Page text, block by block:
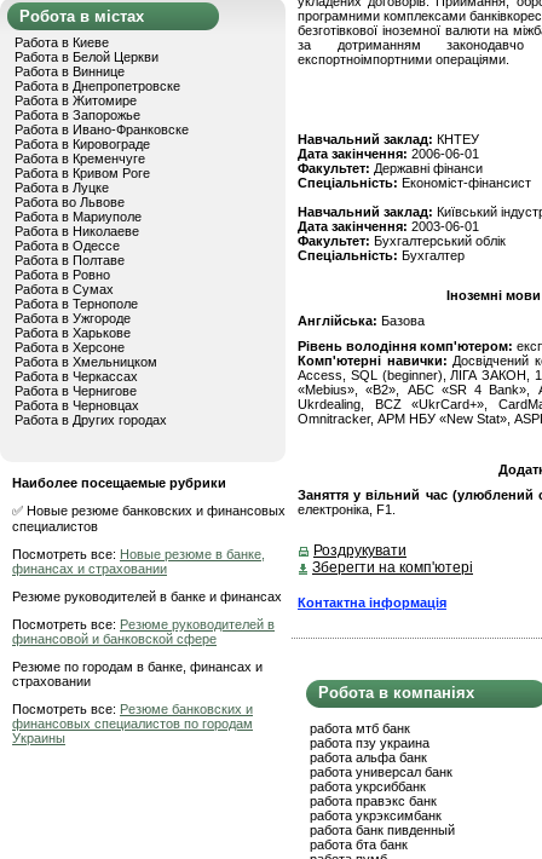
Робота в містах
Работа в Киеве
Работа в Белой Церкви
Работа в Виннице
Работа в Днепропетровске
Работа в Житомире
Работа в Запорожье
Работа в Ивано-Франковске
Работа в Кировограде
Работа в Кременчуге
Работа в Кривом Роге
Работа в Луцке
Работа во Львове
Работа в Мариуполе
Работа в Николаеве
Работа в Одессе
Работа в Полтаве
Работа в Ровно
Работа в Сумах
Работа в Тернополе
Работа в Ужгороде
Работа в Харькове
Работа в Херсоне
Работа в Хмельницком
Работа в Черкассах
Работа в Чернигове
Работа в Черновцах
Работа в Других городах
Наиболее посещаемые рубрики
✅ Новые резюме банковских и финансовых
специалистов
Посмотреть все: Новые резюме в банке,
финансах и страховании
Резюме руководителей в банке и финансах
Посмотреть все: Резюме руководителей в
финансовой и банковской сфере
Резюме по городам в банке, финансах и
страховании
Посмотреть все: Резюме банковских и
финансовых специалистов по городам
Украины
програмними комплексами
безготівкової іноземної валюти на
за дотриманням законодавчо
експортноімпортними операціями.
Навчальний заклад: КНТЕУ
Дата закінчення: 2006-06-01
Факультет: Державні фінанси
Спеціальність: Економіст-фінансист
Навчальний заклад: Київський
Дата закінчення: 2003-06-01
Факультет: Бухгалтерський облік
Спеціальність: Бухгалтер
Іноземні
Англійська: Базова
Рівень володіння комп'ютером:
Комп'ютерні навички: Досвідчений
Access, SQL (beginner), ЛІГА ЗАКОН,
«Mebius», «B2», АБС «SR 4 Bank»,
Ukrdealing, BCZ «UkrCard+»,
Omnitracker, АРМ НБУ «New Stat»,
Заняття у вільний час (улюблений
електроніка, F1.
Роздрукувати
Зберегти на комп'ютері
Контактна інформація
Робота в компаніях
работа мтб банк
работа пзу украина
работа альфа банк
работа универсал банк
работа укрсиббанк
работа правэкс банк
работа укрэксимбанк
работа банк пивденный
работа бта банк